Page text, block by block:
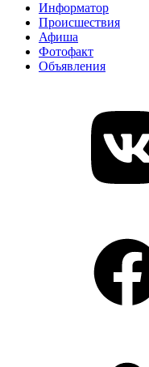
Информатор
Происшествия
Афиша
Фотофакт
Объявления